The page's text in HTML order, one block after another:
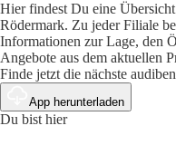
Hier findest Du eine
Rödermark. Zu jeder Filiale
Informationen zur Lage, den
Angebote aus dem aktuellen
Finde jetzt die nächste
App herunterladen
Du bist hier